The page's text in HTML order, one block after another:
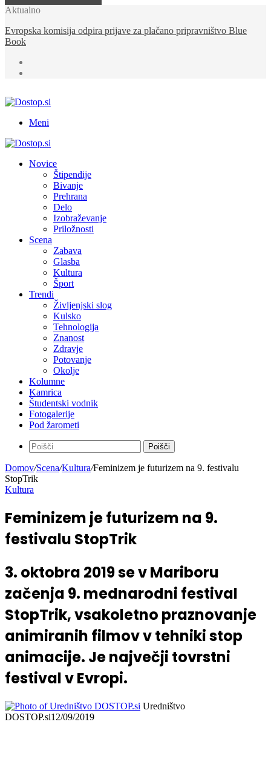
Aktualno
Evropska komisija odpira prijave za plačano pripravništvo Blue
Book
Meni
Novice
Štipendije
Bivanje
Prehrana
Delo
Izobraževanje
Priložnosti
Scena
Zabava
Glasba
Kultura
Šport
Trendi
Življenjski slog
Kulsko
Tehnologija
Znanost
Zdravje
Potovanje
Okolje
Kolumne
Kamrica
Študentski vodnik
Fotogalerije
Pod žarometi
Poišči
Domov/Scena/Kultura/Feminizem je futurizem na 9. festivalu
StopTrik
Kultura
Feminizem je futurizem na 9.
festivalu StopTrik
3. oktobra 2019 se v Mariboru
začenja 9. mednarodni festival
StopTrik, vsakoletno praznovanje
animiranih filmov v tehniki stop
animacije. Je največji tovrstni
festival v Evropi.
Uredništvo
DOSTOP.si12/09/2019